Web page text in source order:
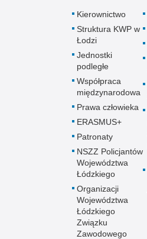
Kierownictwo
Struktura KWP w
Łodzi
Jednostki
podległe
Współpraca
międzynarodowa
Prawa człowieka
ERASMUS+
Patronaty
NSZZ Policjantów
Województwa
Łódzkiego
Organizacji
Województwa
Łódzkiego
Związku
Zawodowego